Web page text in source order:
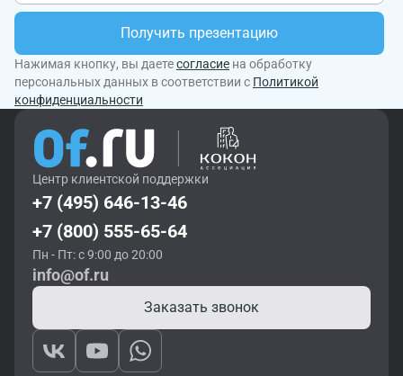
Получить презентацию
Нажимая кнопку, вы даетесогласие на обработку
персональных данных в соответствии с Политикой
конфиденциальности
Центр клиентской поддержки
+7 (495) 646-13-46
+7 (800) 555-65-64
Пн - Пт: с 9:00 до 20:00
info@of.ru
Заказать звонок